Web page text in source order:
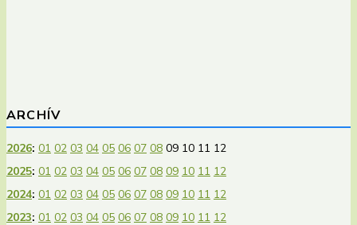
ARCHÍV
2026: 01 02 03 04 05 06 07 08 09 10 11 12
2025: 01 02 03 04 05 06 07 08 09 10 11 12
2024: 01 02 03 04 05 06 07 08 09 10 11 12
2023: 01 02 03 04 05 06 07 08 09 10 11 12